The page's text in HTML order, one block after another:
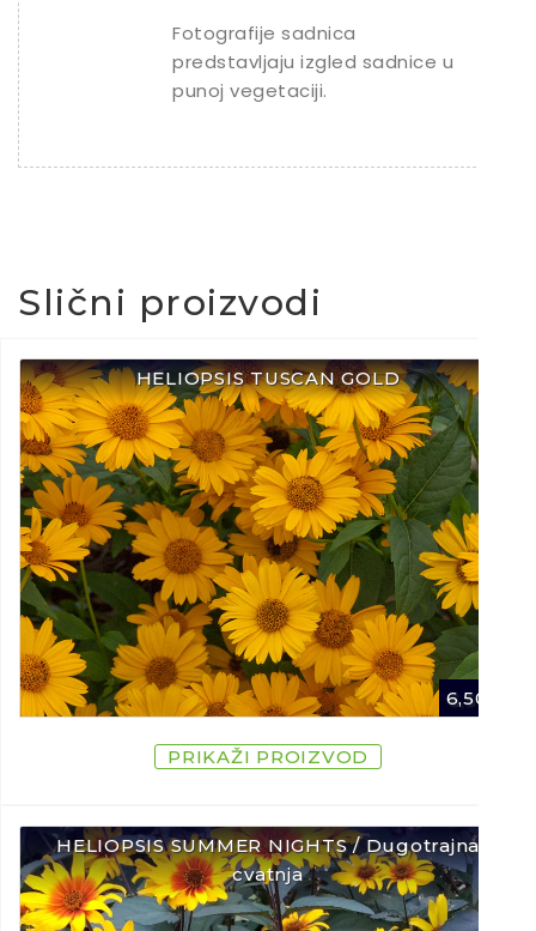
Fotografije sadnica
predstavljaju izgled sadnice u
punoj vegetaciji.
Slični proizvodi
HELIOPSIS TUSCAN GOLD
6,50
PRIKAŽI PROIZVOD
HELIOPSIS SUMMER NIGHTS / Dugotrajna
cvatnja